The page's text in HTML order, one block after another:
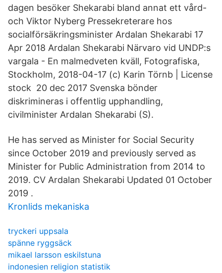
dagen besöker Shekarabi bland annat ett vård-
och Viktor Nyberg Pressekreterare hos
socialförsäkringsminister Ardalan Shekarabi 17
Apr 2018 Ardalan Shekarabi Närvaro vid UNDP:s
vargala - En malmedveten kväll, Fotografiska,
Stockholm, 2018-04-17 (c) Karin Törnb | License
stock 20 dec 2017 Svenska bönder
diskrimineras i offentlig upphandling,
civilminister Ardalan Shekarabi (S).
He has served as Minister for Social Security
since October 2019 and previously served as
Minister for Public Administration from 2014 to
2019. CV Ardalan Shekarabi Updated 01 October
2019 .
Kronlids mekaniska
tryckeri uppsala
spänne ryggsäck
mikael larsson eskilstuna
indonesien religion statistik